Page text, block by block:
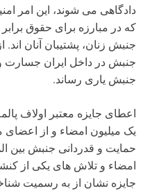
دادگاهی می شوند، این امر
که در مبارزه برای حقوق
جنبش زنان، پشتیبان آنان
جنبش در داخل ایران جسارت
جنبش یاری رساند.
اعطای جایزه معتبر اولاف
یک میلیون امضاء و از اعضای
حمایت و قدردانی جنبش بین
امضاء و تلاش های یکی از
جایزه نشان از به رسمیت